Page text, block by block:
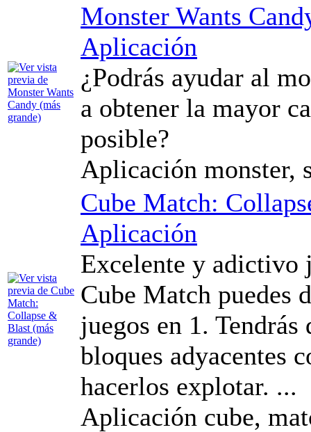
Monster Wants
Aplicación
¿Podrás ayudar al
a obtener la mayor
posible?
Aplicación monster,
Cube Match:
Aplicación
Excelente y adictivo
Cube Match puedes
juegos en 1.
bloques adyacentes
hacerlos explotar. ...
Aplicación cube,